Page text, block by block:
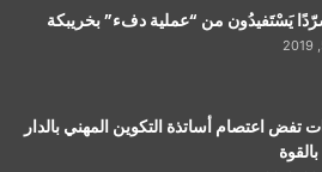
تفض اعتصام أساتذة التكوين المهني بالدار